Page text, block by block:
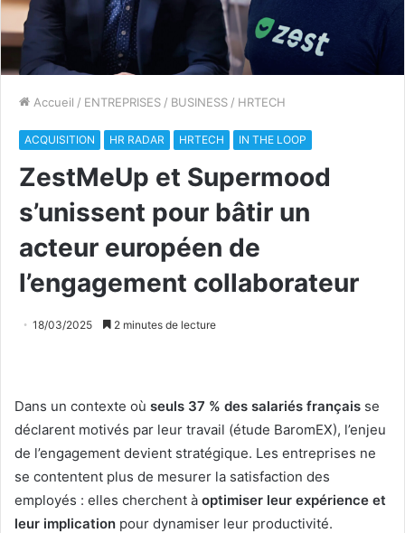
Accueil / ENTREPRISES / BUSINESS / HRTECH
ACQUISITION HR RADAR HRTECH IN THE LOOP
ZestMeUp et Supermood
s’unissent pour bâtir un
acteur européen de
l’engagement collaborateur
18/03/2025 2 minutes de lecture
Dans un contexte où seuls 37 % des salariés français se
déclarent motivés par leur travail (étude BaromEX), l’enjeu
de l’engagement devient stratégique. Les entreprises ne
se contentent plus de mesurer la satisfaction des
employés : elles cherchent à optimiser leur expérience et
leur implication pour dynamiser leur productivité.